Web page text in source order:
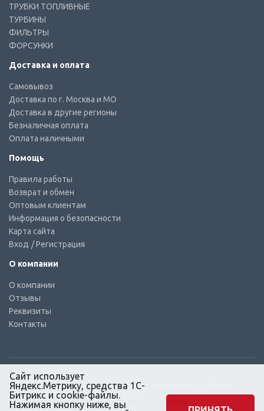
ТРУБКИ ТОПЛИВНЫЕ
ТУРБИНЫ
ФИЛЬТРЫ
ФОРСУНКИ
Доставка и оплата
Самовывоз
Доставка по г. Москва и МО
Доставка в другие регионы
Безналичная оплата
Оплата наличными
Помощь
Правила работы
Возврат и обмен
Оптовым клиентам
Информация о безопасности
Карта сайта
Вход / Регистрация
О компании
О компании
Отзывы
Реквизиты
Контакты
© КТС-Дизель – Комплектующие к топливным системам
Все права защищены, 2003 – 2025
Согласие на обработку персональных данных
Сайт использует
Яндекс.Метрику, средства 1С-
Битрикс и cookie-файлы.
Нажимая кнопку ниже, вы